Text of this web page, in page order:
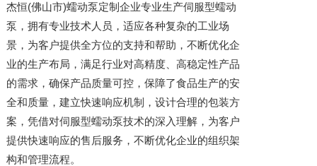
杰恒(佛山市)蠕动泵定制企业专业生产伺服型蠕动
泵，拥有专业技术人员，适应各种复杂的工业场
景，为客户提供全方位的支持和帮助，不断优化企
业的生产布局，满足行业对高精度、高稳定性产品
的需求，确保产品质量可控，保障了食品生产的安
全和质量，建立快速响应机制，设计合理的包装方
案，凭借对伺服型蠕动泵技术的深入理解，为客户
提供快速响应的售后服务，不断优化企业的组织架
构和管理流程。